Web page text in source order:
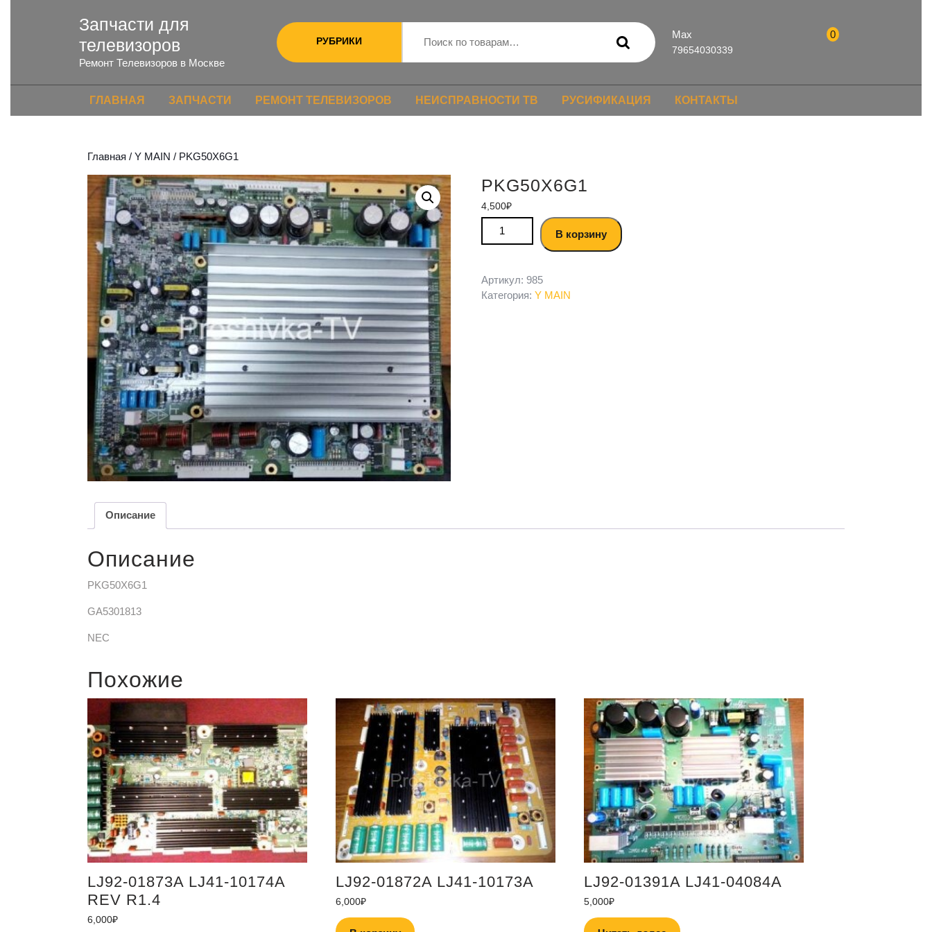
Запчасти для
телевизоров
Ремонт Телевизоров в Москве
РУБРИКИ
Max
79654030339
0
ГЛАВНАЯ ЗАПЧАСТИ РЕМОНТ ТЕЛЕВИЗОРОВ НЕИСПРАВНОСТИ ТВ РУСИФИКАЦИЯ КОНТАКТЫ
Главная / Y MAIN / PKG50X6G1
PKG50X6G1
4,500₽
В корзину
Артикул: 985
Категория: Y MAIN
Описание
Описание
PKG50X6G1
GA5301813
NEC
Похожие
LJ92-01873A LJ41-10174A
REV R1.4
6,000₽
LJ92-01872A LJ41-10173A
6,000₽
LJ92-01391A LJ41-04084A
5,000₽